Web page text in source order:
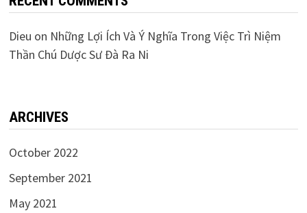
Dieu on Những Lợi Ích Và Ý Nghĩa Trong Việc Trì Niệm
Thần Chú Dược Sư Đà Ra Ni
ARCHIVES
October 2022
September 2021
May 2021